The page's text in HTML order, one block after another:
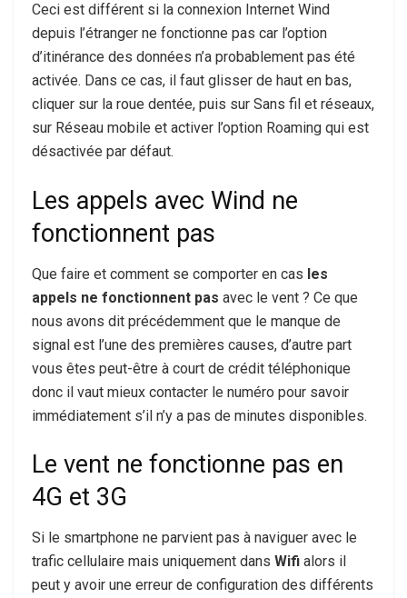
Ceci est différent si la connexion Internet Wind
depuis l’étranger ne fonctionne pas car l’option
d’itinérance des données n’a probablement pas été
activée. Dans ce cas, il faut glisser de haut en bas,
cliquer sur la roue dentée, puis sur Sans fil et réseaux,
sur Réseau mobile et activer l’option Roaming qui est
désactivée par défaut.
Les appels avec Wind ne
fonctionnent pas
Que faire et comment se comporter en cas les
appels ne fonctionnent pas avec le vent ? Ce que
nous avons dit précédemment que le manque de
signal est l’une des premières causes, d’autre part
vous êtes peut-être à court de crédit téléphonique
donc il vaut mieux contacter le numéro pour savoir
immédiatement s’il n’y a pas de minutes disponibles.
Le vent ne fonctionne pas en
4G et 3G
Si le smartphone ne parvient pas à naviguer avec le
trafic cellulaire mais uniquement dans Wifi alors il
peut y avoir une erreur de configuration des différents